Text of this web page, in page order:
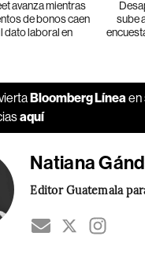
avanza mientras
de bonos caen
dato laboral en
sube
Bloomberg Líneaen
aquí
Natiana
Editor Guatemala